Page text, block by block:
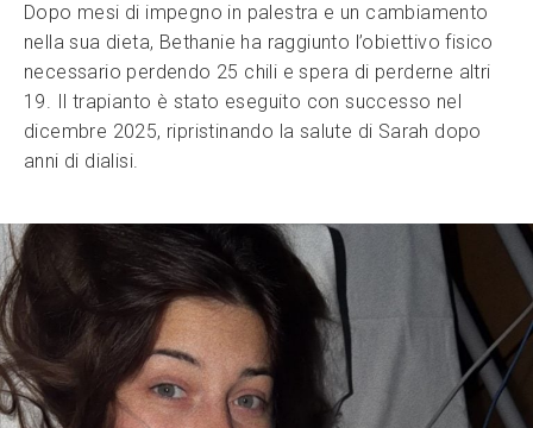
Dopo mesi di impegno in palestra e un cambiamento
nella sua dieta, Bethanie ha raggiunto l’obiettivo fisico
necessario perdendo 25 chili e spera di perderne altri
19. Il trapianto è stato eseguito con successo nel
dicembre 2025, ripristinando la salute di Sarah dopo
anni di dialisi.